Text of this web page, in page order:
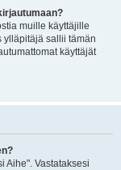
muille käyttäjille
ylläpitäjä sallii tämän
käyttäjät
Aihe". Vastataksesi